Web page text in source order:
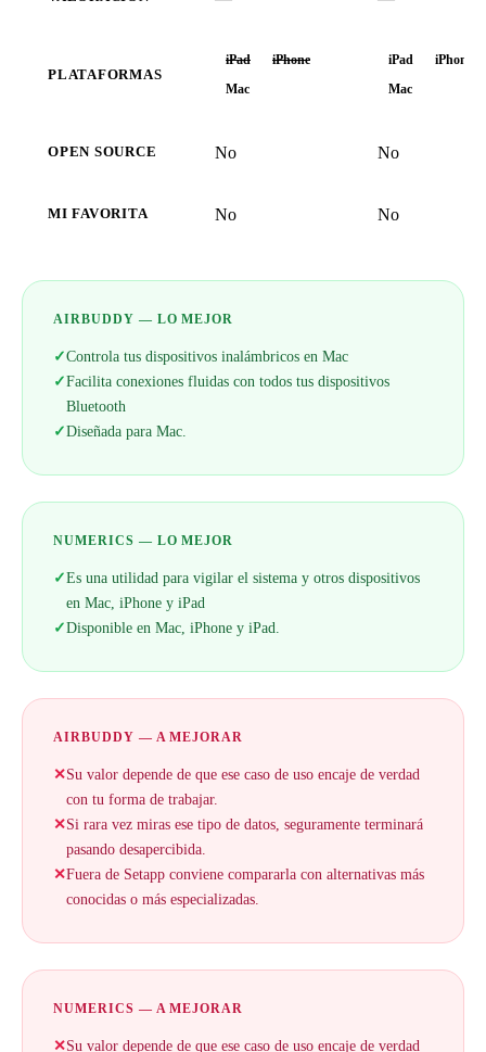
PLATAFORMAS
iPad
iPhone
Mac
iPad
iPhone
Mac
OPEN SOURCE No No
MI FAVORITA No No
AIRBUDDY — LO MEJOR
✓Controla tus dispositivos inalámbricos en Mac
✓Facilita conexiones fluidas con todos tus dispositivos
Bluetooth
✓Diseñada para Mac.
NUMERICS — LO MEJOR
✓Es una utilidad para vigilar el sistema y otros dispositivos
en Mac, iPhone y iPad
✓Disponible en Mac, iPhone y iPad.
AIRBUDDY — A MEJORAR
✕Su valor depende de que ese caso de uso encaje de verdad
con tu forma de trabajar.
✕Si rara vez miras ese tipo de datos, seguramente terminará
pasando desapercibida.
✕Fuera de Setapp conviene compararla con alternativas más
conocidas o más especializadas.
NUMERICS — A MEJORAR
✕Su valor depende de que ese caso de uso encaje de verdad